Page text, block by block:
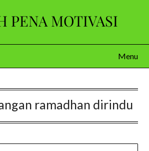
PENA MOTIVASI
Menu
ramadhan dirindu